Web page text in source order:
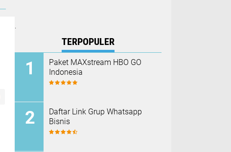
TERPOPULER
Paket MAXstream HBO GO
Indonesia
Daftar Link Grup Whatsapp
Bisnis